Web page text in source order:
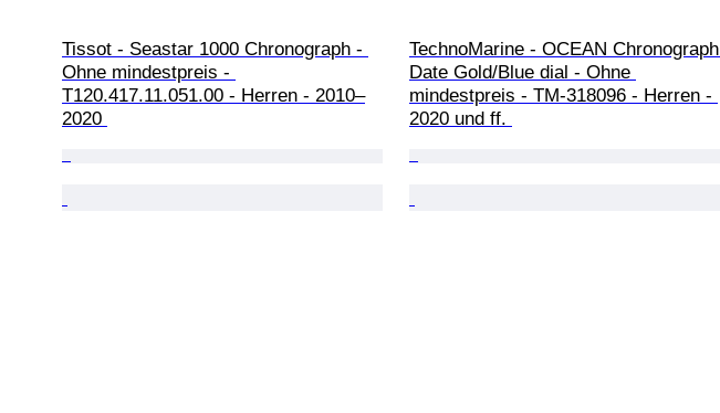
Tissot - Seastar 1000 Chronograph -
Ohne mindestpreis -
T120.417.11.051.00 - Herren - 2010–
2020
TechnoMarine - OCEAN Chronograph
Date Gold/Blue dial - Ohne
mindestpreis - TM-318096 - Herren -
2020 und ff.